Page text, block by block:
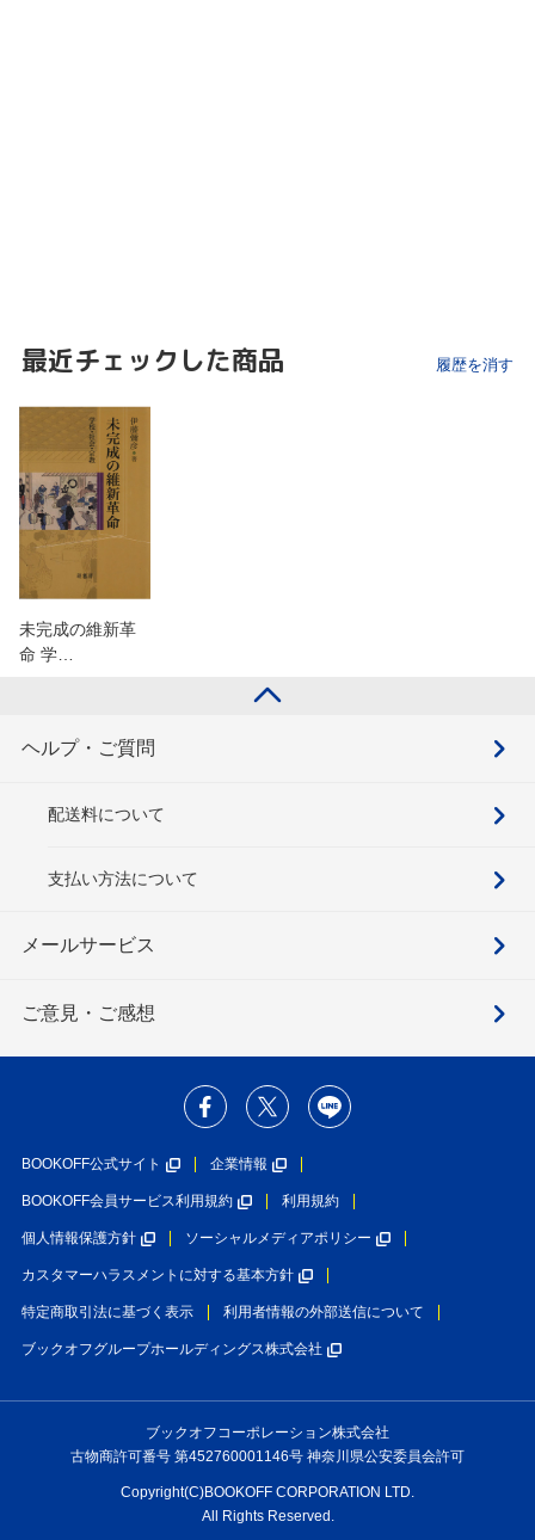
最近チェックした商品 履歴を消す
未完成の維新革
命 学…
ヘルプ・ご質問
配送料について
支払い方法について
メールサービス
ご意見・ご感想
BOOKOFF公式サイト 企業情報
BOOKOFF会員サービス利用規約 利用規約
個人情報保護方針 ソーシャルメディアポリシー
カスタマーハラスメントに対する基本方針
特定商取引法に基づく表示 利用者情報の外部送信について
ブックオフグループホールディングス株式会社
ブックオフコーポレーション株式会社
古物商許可番号 第452760001146号 神奈川県公安委員会許可
Copyright(C)BOOKOFF CORPORATION LTD.
All Rights Reserved.